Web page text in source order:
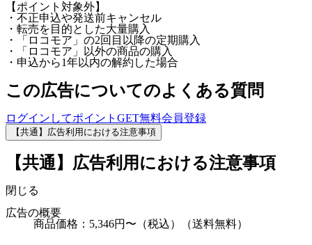
【ポイント対象外】
・不正申込や発送前キャンセル
・転売を目的とした大量購入
・「ロコモア」の2回目以降の定期購入
・「ロコモア」以外の商品の購入
・申込から1年以内の解約した場合
この広告についてのよくある質問
ログインしてポイントGET無料会員登録
【共通】広告利用における注意事項
【共通】広告利用における注意事項
閉じる
広告の概要
商品価格：5,346円〜（税込）（送料無料）